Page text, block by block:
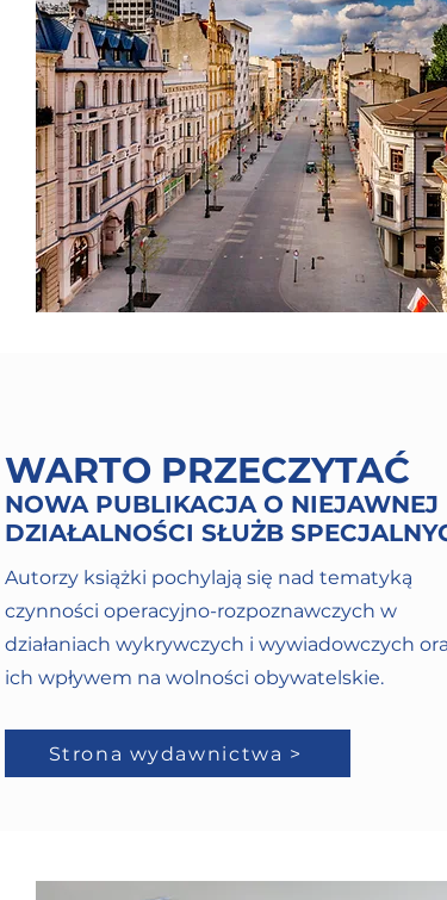
NOWA PUBLIKACJA O NIEJAWNEJ
DZIAŁALNOŚCI SŁUŻB
WARTO PRZECZYTAĆ
Autorzy książki pochylają się nad tematyką
czynności operacyjno-rozpoznawczych w
działaniach wykrywczych i wywiadowczych
ich wpływem na wolności obywatelskie.
Strona wydawnictwa >